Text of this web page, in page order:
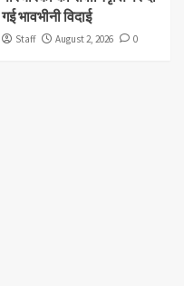
गई भावभीनी विदाई
Staff August 2, 2026 0